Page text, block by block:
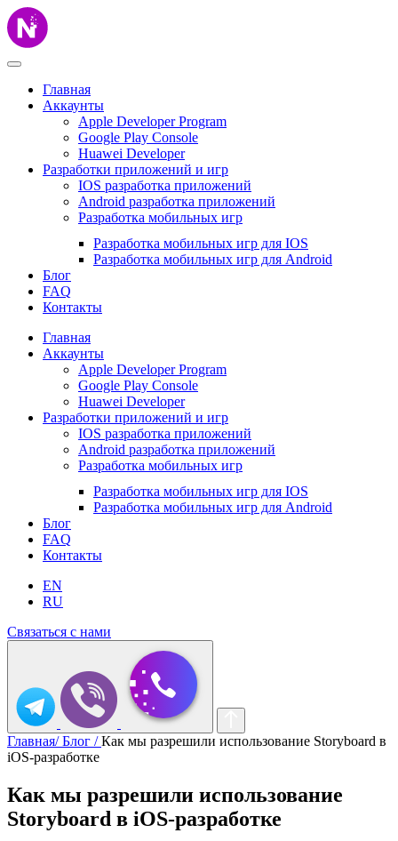
Главная
Аккаунты
Apple Developer Program
Google Play Console
Huawei Developer
Разработки приложений и игр
IOS разработка приложений
Android разработка приложений
Разработка мобильных игр
Разработка мобильных игр для IOS
Разработка мобильных игр для Android
Блог
FAQ
Контакты
Главная
Аккаунты
Apple Developer Program
Google Play Console
Huawei Developer
Разработки приложений и игр
IOS разработка приложений
Android разработка приложений
Разработка мобильных игр
Разработка мобильных игр для IOS
Разработка мобильных игр для Android
Блог
FAQ
Контакты
EN
RU
Связаться с нами
Главная/Блог /Как мы разрешили использование Storyboard в
iOS-разработке
Как мы разрешили использование
Storyboard в iOS-разработке